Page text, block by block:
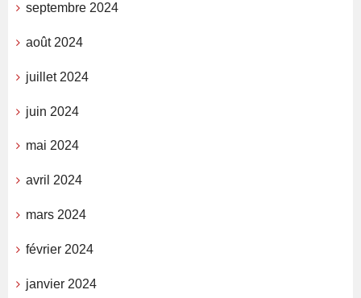
septembre 2024
août 2024
juillet 2024
juin 2024
mai 2024
avril 2024
mars 2024
février 2024
janvier 2024